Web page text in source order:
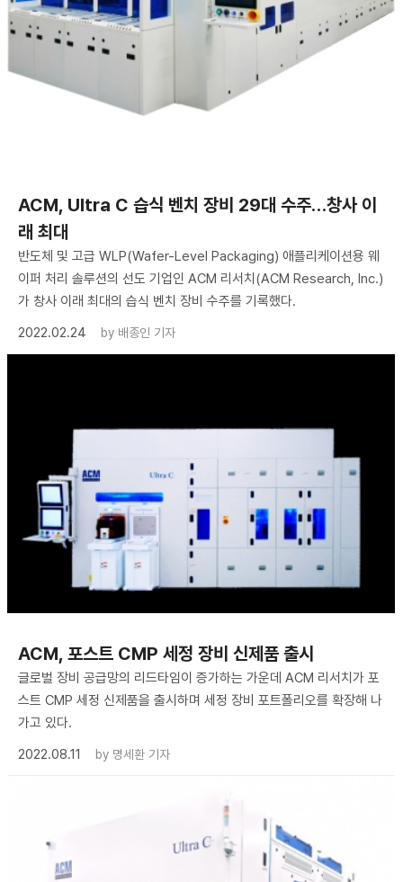
ACM, Ultra C 습식 벤치 장비 29대 수주…창사 이
래 최대
반도체 및 고급 WLP(Wafer-Level Packaging) 애플리케이션용 웨
이퍼 처리 솔루션의 선도 기업인 ACM 리서치(ACM Research, Inc.)
가 창사 이래 최대의 습식 벤치 장비 수주를 기록했다.
2022.02.24
by 배종인 기자
ACM, 포스트 CMP 세정 장비 신제품 출시
글로벌 장비 공급망의 리드타임이 증가하는 가운데 ACM 리서치가 포
스트 CMP 세정 신제품을 출시하며 세정 장비 포트폴리오를 확장해 나
가고 있다.
2022.08.11
by 명세환 기자